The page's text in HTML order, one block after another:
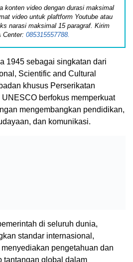
konten video dengan durasi maksimal
video untuk plaftform Youtube atau
narasi maksimal 15 paragraf. Kirim
Center: 085315557788.
1945 sebagai singkatan dari
Scientific and Cultural
khusus Perserikatan
berfokus memperkuat
mengembangkan pendidikan,
dan komunikasi.
di seluruh dunia,
standar internasional,
pengetahuan dan
tantangan global dalam